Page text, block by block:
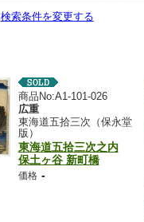
検索条件を変更する
商品No:A1-101-026
広重
東海道五拾三次（保永堂
版）
東海道五拾三次之内
保土ヶ谷 新町橋
価格 -